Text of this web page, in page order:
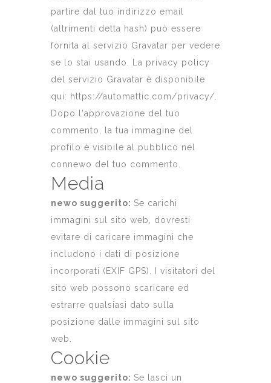
partire dal tuo indirizzo email
(altrimenti detta hash) può essere
fornita al servizio Gravatar per vedere
se lo stai usando. La privacy policy
del servizio Gravatar è disponibile
qui: https://automattic.com/privacy/.
Dopo l'approvazione del tuo
commento, la tua immagine del
profilo è visibile al pubblico nel
connewo del tuo commento.
Media
newo suggerito: Se carichi
immagini sul sito web, dovresti
evitare di caricare immagini che
includono i dati di posizione
incorporati (EXIF GPS). I visitatori del
sito web possono scaricare ed
estrarre qualsiasi dato sulla
posizione dalle immagini sul sito
web.
Cookie
newo suggerito: Se lasci un